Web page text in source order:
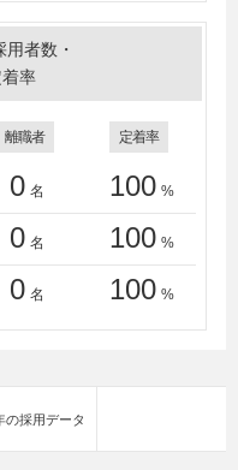
者数・
率
離職者 定着率
0 名 100 %
0 名 100 %
0 名 100 %
の採用データ